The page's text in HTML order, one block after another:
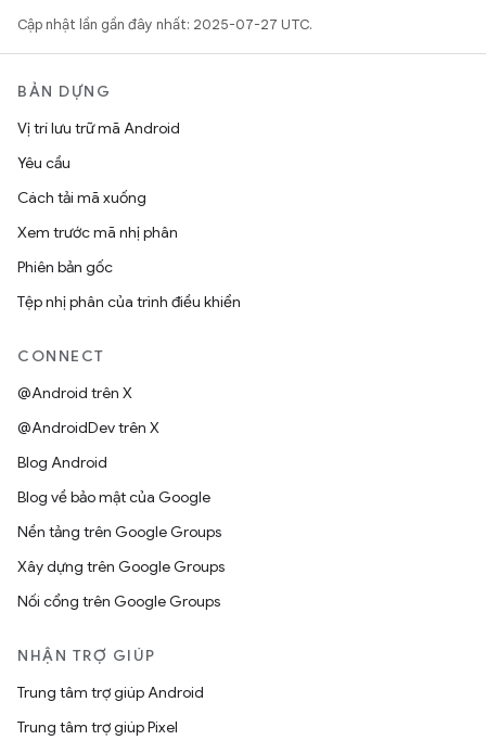
Cập nhật lần gần đây nhất: 2025-07-27 UTC.
BẢN DỰNG
Vị trí lưu trữ mã Android
Yêu cầu
Cách tải mã xuống
Xem trước mã nhị phân
Phiên bản gốc
Tệp nhị phân của trình điều khiển
CONNECT
@Android trên X
@AndroidDev trên X
Blog Android
Blog về bảo mật của Google
Nền tảng trên Google Groups
Xây dựng trên Google Groups
Nối cổng trên Google Groups
NHẬN TRỢ GIÚP
Trung tâm trợ giúp Android
Trung tâm trợ giúp Pixel